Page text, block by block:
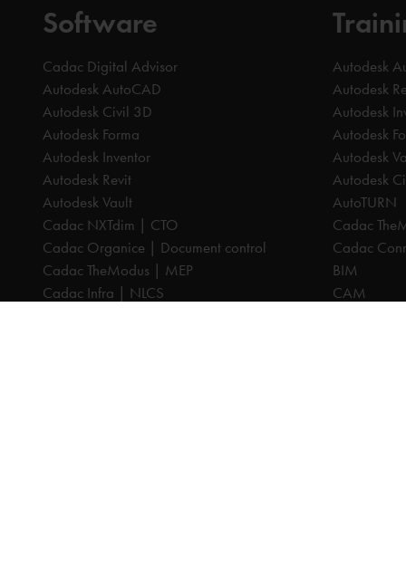
Software
Cadac Digital Advisor
Autodesk AutoCAD
Autodesk Civil 3D
Autodesk Forma
Autodesk Inventor
Autodesk Revit
Autodesk Vault
Cadac NXTdim | CTO
Cadac Organice | Document control
Cadac TheModus | MEP
Cadac Infra | NLCS
Autodesk
Autodesk
Autodesk
Autodesk
Autodesk
Autodesk
AutoTURN
Cadac
Cadac
BIM
CAM